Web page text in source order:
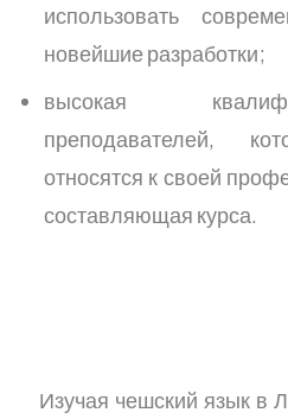
использовать
новейшие разработки;
высокая
преподавателей,
относятся к своей
составляющая курса.
Изучая чешский язык в